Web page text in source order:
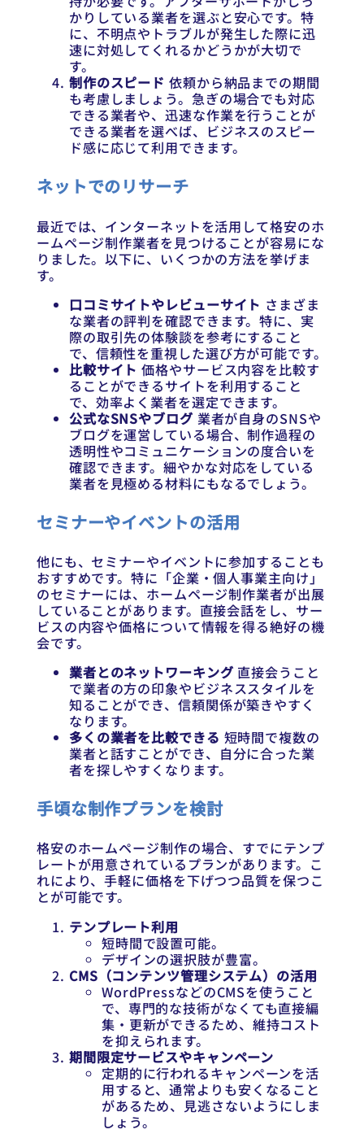
かりしている業者を選ぶと安心です。特
に、不明点やトラブルが発生した際に迅
速に対処してくれるかどうかが大切で
す。
制作のスピード 依頼から納品までの期間
も考慮しましょう。急ぎの場合でも対応
できる業者や、迅速な作業を行うことが
できる業者を選べば、ビジネスのスピー
ド感に応じて利用できます。
ネットでのリサーチ
最近では、インターネットを活用して格安のホ
ームページ制作業者を見つけることが容易にな
りました。以下に、いくつかの方法を挙げま
す。
口コミサイトやレビューサイト さまざま
な業者の評判を確認できます。特に、実
際の取引先の体験談を参考にすること
で、信頼性を重視した選び方が可能です。
比較サイト 価格やサービス内容を比較す
ることができるサイトを利用すること
で、効率よく業者を選定できます。
公式なSNSやブログ業者が自身のSNSや
ブログを運営している場合、制作過程の
透明性やコミュニケーションの度合いを
確認できます。細やかな対応をしている
業者を見極める材料にもなるでしょう。
セミナーやイベントの活用
他にも、セミナーやイベントに参加することも
おすすめです。特に「企業・個人事業主向け」
のセミナーには、ホームページ制作業者が出展
していることがあります。直接会話をし、サー
ビスの内容や価格について情報を得る絶好の機
会です。
業者とのネットワーキング直接会うこと
で業者の方の印象やビジネススタイルを
知ることができ、信頼関係が築きやすく
なります。
多くの業者を比較できる 短時間で複数の
業者と話すことができ、自分に合った業
者を探しやすくなります。
手頃な制作プランを検討
格安のホームページ制作の場合、すでにテンプ
レートが用意されているプランがあります。こ
れにより、手軽に価格を下げつつ品質を保つこ
とが可能です。
テンプレート利用
短時間で設置可能。
デザインの選択肢が豊富。
CMS（コンテンツ管理システム）の活用
WordPressなどのCMSを使うこと
で、専門的な技術がなくても直接編
集・更新ができるため、維持コスト
を抑えられます。
期間限定サービスやキャンペーン
定期的に行われるキャンペーンを活
用すると、通常よりも安くなること
があるため、見逃さないようにしま
しょう。